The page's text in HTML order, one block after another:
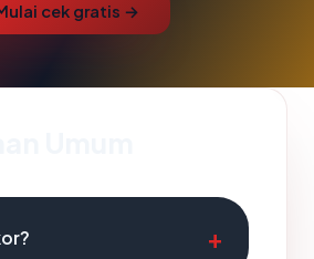
cek gratis →